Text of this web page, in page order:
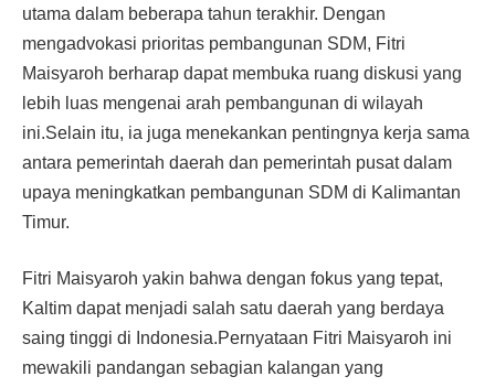
utama dalam beberapa tahun terakhir. Dengan
mengadvokasi prioritas pembangunan SDM, Fitri
Maisyaroh berharap dapat membuka ruang diskusi yang
lebih luas mengenai arah pembangunan di wilayah
ini.Selain itu, ia juga menekankan pentingnya kerja sama
antara pemerintah daerah dan pemerintah pusat dalam
upaya meningkatkan pembangunan SDM di Kalimantan
Timur.
Fitri Maisyaroh yakin bahwa dengan fokus yang tepat,
Kaltim dapat menjadi salah satu daerah yang berdaya
saing tinggi di Indonesia.Pernyataan Fitri Maisyaroh ini
mewakili pandangan sebagian kalangan yang